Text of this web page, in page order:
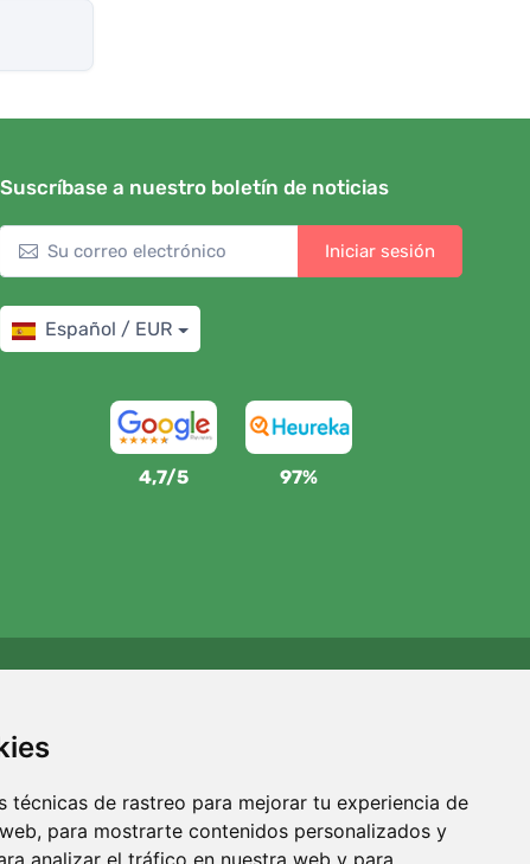
técnicas de rastreo para mejorar tu experiencia de
para mostrarte contenidos personalizados y
analizar el tráfico en nuestra web y para
Suscríbase a nuestro boletín de noticias
Iniciar sesión
Español / EUR
4,7/5 97%